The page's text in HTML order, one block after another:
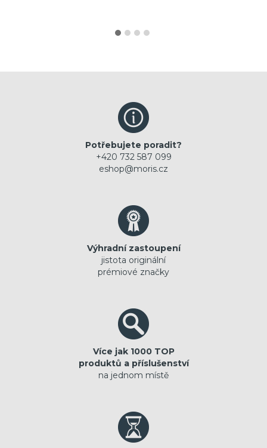
Potřebujete poradit?
+420 732 587 099
eshop@moris.cz
Výhradní zastoupení
jistota originální
prémiové značky
Více jak 1000 TOP
produktů a příslušenství
na jednom místě